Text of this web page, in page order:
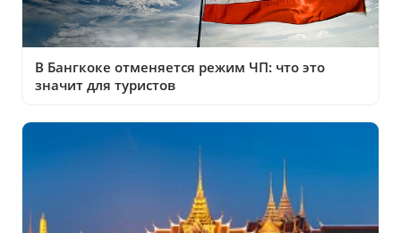
В Бангкоке отменяется режим ЧП: что это
значит для туристов